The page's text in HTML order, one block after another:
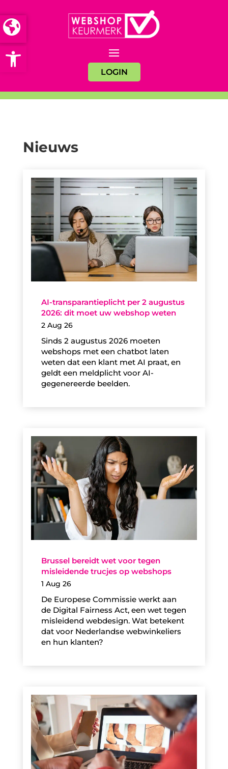
Open toolbar
LOGIN
Nieuws
AI-transparantieplicht per 2 augustus
2026: dit moet uw webshop weten
2 Aug 26
Sinds 2 augustus 2026 moeten
webshops met een chatbot laten
weten dat een klant met AI praat, en
geldt een meldplicht voor AI-
gegenereerde beelden.
Brussel bereidt wet voor tegen
misleidende trucjes op webshops
1 Aug 26
De Europese Commissie werkt aan
de Digital Fairness Act, een wet tegen
misleidend webdesign. Wat betekent
dat voor Nederlandse webwinkeliers
en hun klanten?